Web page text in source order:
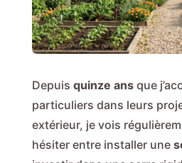
Depuis quinze ansque
particuliers dans leurs
extérieur, je vois
hésiter entre installer une